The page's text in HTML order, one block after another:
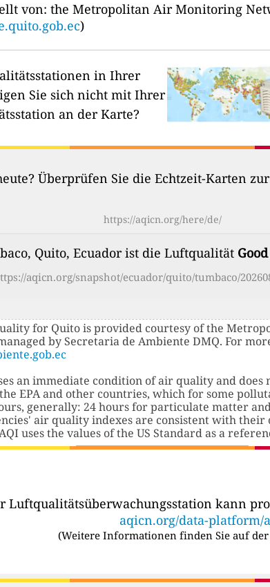
von: the Metropolitan Air Monitoring
)
in Ihrer
Sie sich nicht mit Ihrer
an der Karte?
Überprüfen Sie die Echtzeit-Karten
https://aqicn.org/here/de/
Quito, Ecuador ist die Luftqualität Good
aqicn.org/snapshot/ecuador/quito/tumbaco/
for Quito is provided courtesy of the
by Secretaria de Ambiente DMQ. For
an immediate condition of air quality and does
EPA and other countries, which for some
generally: 24 hours for particulate matter
air quality indexes are consistent with
uses the values ​​of the US Standard as a
Luftqualitätsüberwachungsstation kann
aqicn.org/data-platform/
(Weitere Informationen finden Sie auf der